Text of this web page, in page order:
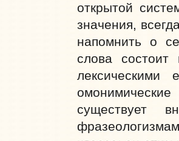
открытой
значения,
напомнить о
слова состоит
лексическими
существует